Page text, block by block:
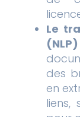
Le
des
en
liens,